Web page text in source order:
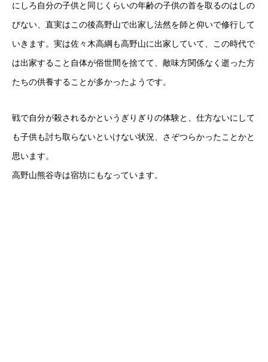
にしろ自分の子供と同じくらいの年齢の子供の首を取るのはしの
びない、直実はこの後高野山で出家し法然を師と仰いで修行して
いきます。実は佐々木高綱も高野山に出家していて、この時代で
は出家すること自体が俗世間を捨てて、敵味方関係なく逝った方
たちの供養することが多かったようです。
戦で自分が殺されるかというぎりぎりの体験と、仕方ないにして
も子供も討ち取らないといけない状況、さぞつらかったことかと
思います。
高野山熊谷寺は宿坊にもなっています。